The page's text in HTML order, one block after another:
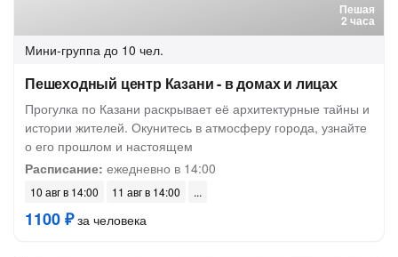
Пешая
2 часа
Мини-группа до 10 чел.
Пешеходный центр Казани - в домах и лицах
Прогулка по Казани раскрывает её архитектурные тайны и
истории жителей. Окунитесь в атмосферу города, узнайте
о его прошлом и настоящем
Расписание: ежедневно в 14:00
10 авг в 14:00 11 авг в 14:00
1100 ₽за человека